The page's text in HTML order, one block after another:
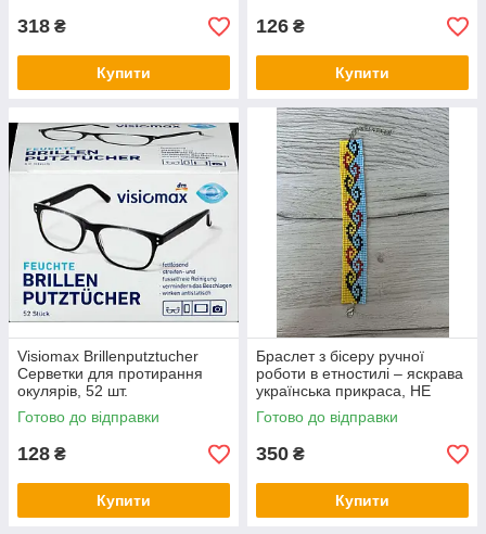
318 ₴
Купити
126 ₴
Купити
Visiomax Brillenputztucher
Серветки для протирання
окулярів, 52 шт.
Готово до відправки
128 ₴
Купити
Браслет з бісеру ручної
роботи в етностилі – яскрава
українська прикраса, НЕ
СТАНОК
Готово до відправки
350 ₴
Купити